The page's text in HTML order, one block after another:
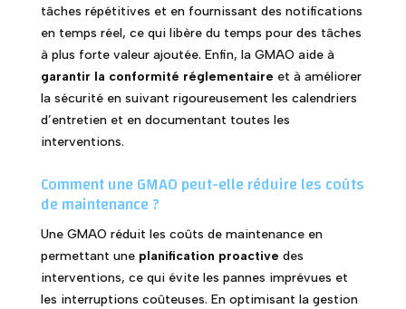
tâches répétitives et en fournissant des notifications
en temps réel, ce qui libère du temps pour des tâches
à plus forte valeur ajoutée. Enfin, la GMAO aide à
garantir la conformité réglementaire et à améliorer
la sécurité en suivant rigoureusement les calendriers
d’entretien et en documentant toutes les
interventions.
Comment une GMAO peut-elle réduire les coûts
de maintenance ?
Une GMAO réduit les coûts de maintenance en
permettant une planification proactive des
interventions, ce qui évite les pannes imprévues et
les interruptions coûteuses. En optimisant la gestion